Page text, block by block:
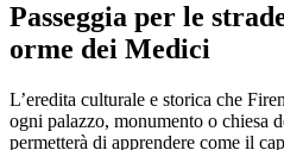
Passeggia per le
orme dei Medici
L’eredita culturale e storica che
ogni palazzo, monumento o chiesa
permetterà di apprendere come il